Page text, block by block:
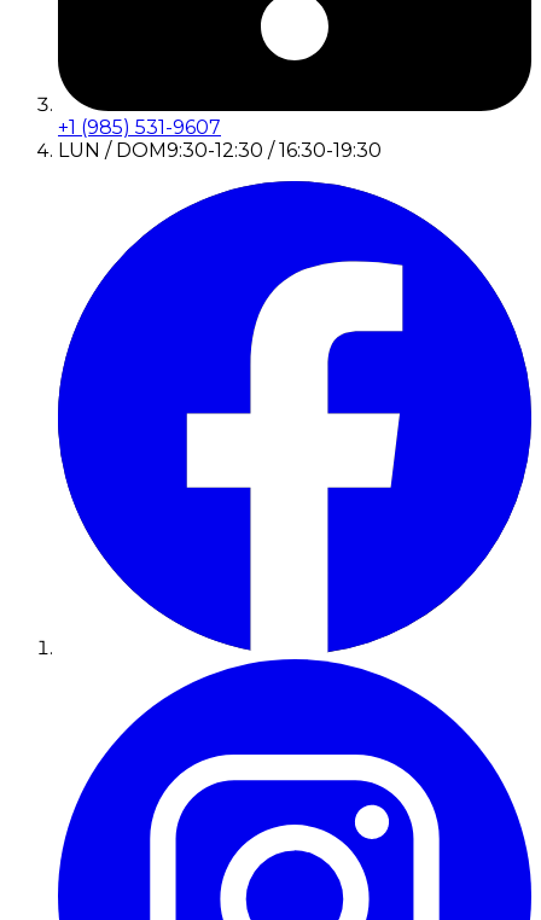
+1 (985) 531-9607
LUN / DOM9:30-12:30 / 16:30-19:30